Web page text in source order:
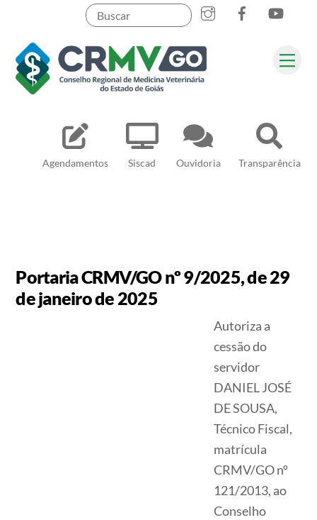
content
Agendamentos Siscad Ouvidoria Transparência
Pesquisar
Portaria CRMV/GO nº 9/2025, de 29
de janeiro de 2025
Autoriza a
cessão do
servidor
DANIEL JOSÉ
DE SOUSA,
Técnico Fiscal,
matrícula
CRMV/GO nº
121/2013, ao
Conselho